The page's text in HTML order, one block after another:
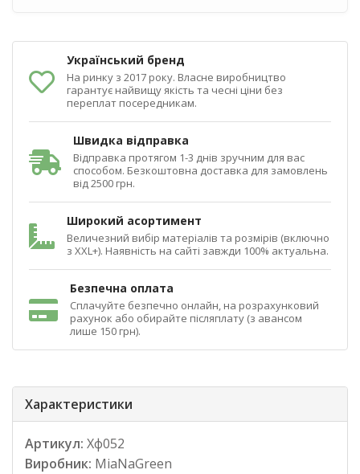
Український бренд
На ринку з 2017 року. Власне виробництво
гарантує найвищу якість та чесні ціни без
переплат посередникам.
Швидка відправка
Відправка протягом 1-3 днів зручним для вас
способом. Безкоштовна доставка для замовлень
від 2500 грн.
Широкий асортимент
Величезний вибір матеріалів та розмірів (включно
з XXL+). Наявність на сайті завжди 100% актуальна.
Безпечна оплата
Сплачуйте безпечно онлайн, на розрахунковий
рахунок або обирайте післяплату (з авансом
лише 150 грн).
Характеристики
Артикул: Хф052
Виробник: MiaNaGreen